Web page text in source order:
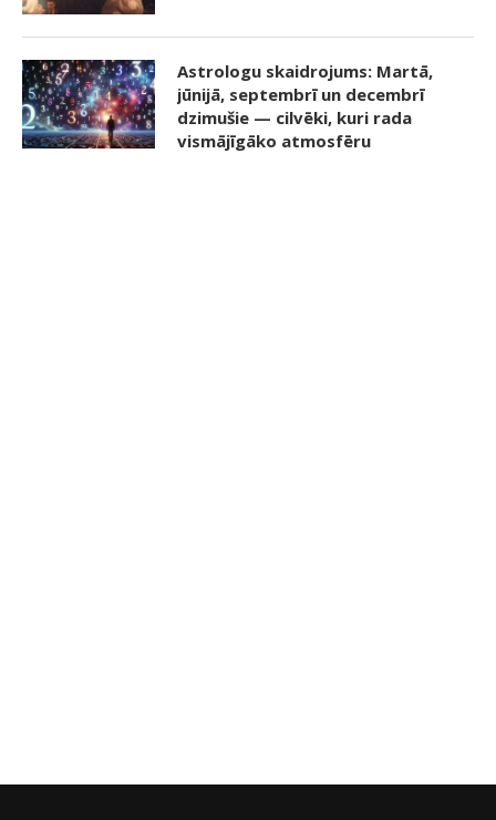
Astrologu skaidrojums: Martā,
jūnijā, septembrī un decembrī
dzimušie — cilvēki, kuri rada
vismājīgāko atmosfēru